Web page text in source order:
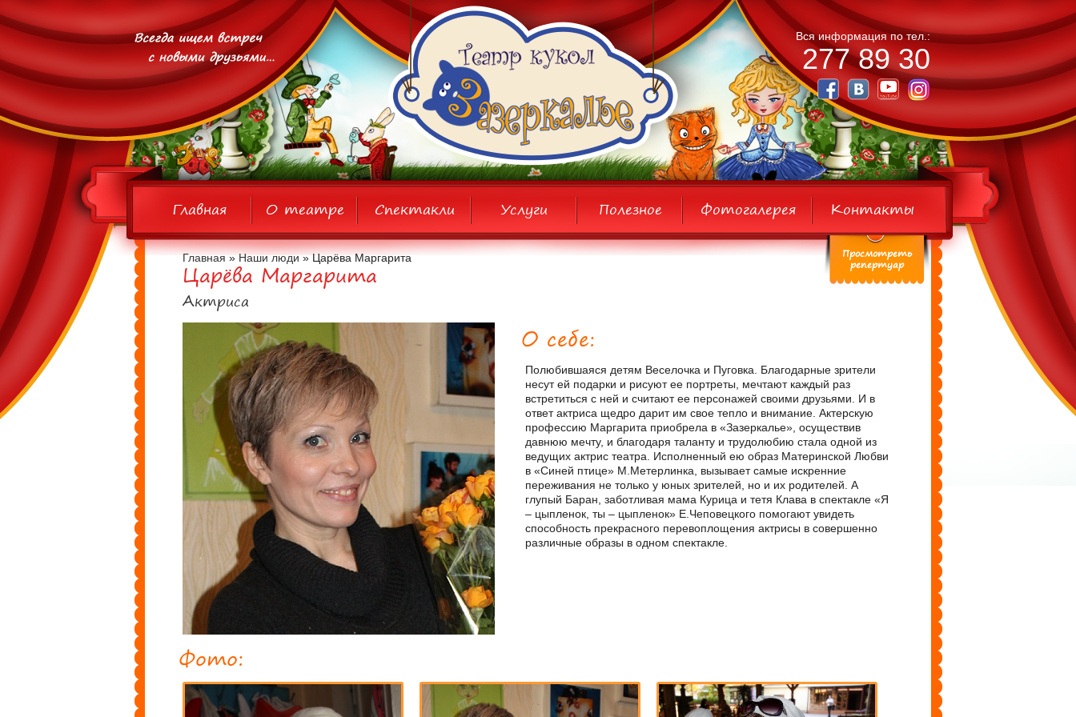
Вся информация по тел.:
277 89 30
Главная О театре Спектакли Услуги Полезное Фотогалерея Контакты
Просмотреть
репертуар
Главная »Наши люди» Царёва Маргарита
Царёва Маргарита
Актриса
О себе:
Полюбившаяся детям Веселочка и Пуговка. Благодарные зрители
несут ей подарки и рисуют ее портреты, мечтают каждый раз
встретиться с ней и считают ее персонажей своими друзьями. И в
ответ актриса щедро дарит им свое тепло и внимание. Актерскую
профессию Маргарита приобрела в «Зазеркалье», осуществив
давнюю мечту, и благодаря таланту и трудолюбию стала одной из
ведущих актрис театра. Исполненный ею образ Материнской Любви
в «Синей птице» М.Метерлинка, вызывает самые искренние
переживания не только у юных зрителей, но и их родителей. А
глупый Баран, заботливая мама Курица и тетя Клава в спектакле «Я
– цыпленок, ты – цыпленок» Е.Чеповецкого помогают увидеть
способность прекрасного перевоплощения актрисы в совершенно
различные образы в одном спектакле.
Фото: